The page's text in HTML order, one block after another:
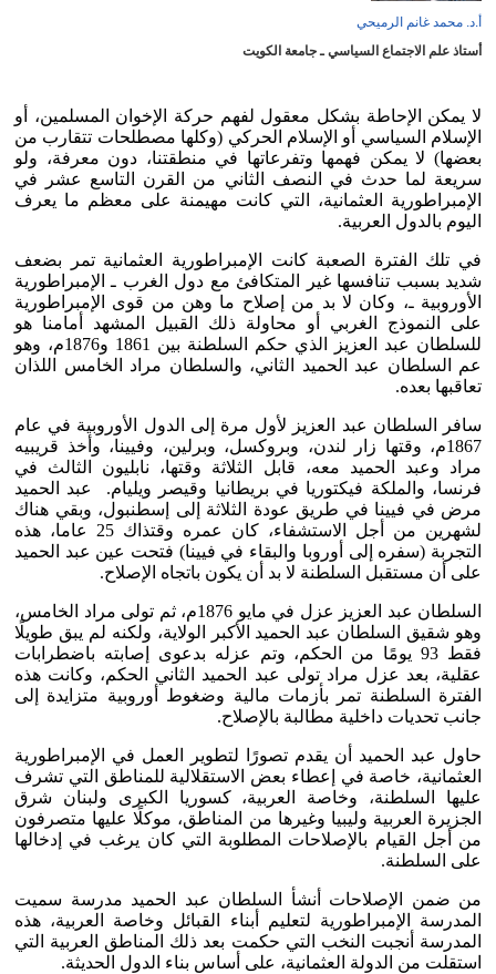
أ.د. محمد غانم الرميحي
أستاذ علم الاجتماع السياسي ـ جامعة الكويت
لا يمكن الإحاطة بشكل معقول لفهم حركة الإخوان المسلمين، أو
الإسلام السياسي أو الإسلام الحركي (وكلها مصطلحات تتقارب من
بعضها) لا يمكن فهمها وتفرعاتها في منطقتنا، دون معرفة، ولو
سريعة لما حدث في النصف الثاني من القرن التاسع عشر في
الإمبراطورية العثمانية، التي كانت مهيمنة على معظم ما يعرف
اليوم بالدول العربية.
في تلك الفترة الصعبة كانت الإمبراطورية العثمانية تمر بضعف
شديد بسبب تنافسها غير المتكافئ مع دول الغرب ـ الإمبراطورية
الأوروبية ـ، وكان لا بد من إصلاح ما وهن من قوى الإمبراطورية
على النموذج الغربي أو محاولة ذلك القبيل المشهد أمامنا هو
للسلطان عبد العزيز الذي حكم السلطنة بين 1861 و1876م، وهو
عم السلطان عبد الحميد الثاني، والسلطان مراد الخامس اللذان
تعاقبها بعده.
سافر السلطان عبد العزيز لأول مرة إلى الدول الأوروبية في عام
1867م، وقتها زار لندن، وبروكسل، وبرلين، وفيينا، وأخذ قريبيه
مراد وعبد الحميد معه، قابل الثلاثة وقتها، نابليون الثالث في
فرنسا، والملكة فيكتوريا في بريطانيا وقيصر ويليام. عبد الحميد
مرض في فيينا في طريق عودة الثلاثة إلى إسطنبول، وبقي هناك
لشهرين من أجل الاستشفاء، كان عمره وقتذاك 25 عاما، هذه
التجربة (سفره إلى أوروبا والبقاء في فيينا) فتحت عين عبد الحميد
على أن مستقبل السلطنة لا بد أن يكون باتجاه الإصلاح.
السلطان عبد العزيز عزل في مايو 1876م، ثم تولى مراد الخامس،
وهو شقيق السلطان عبد الحميد الأكبر الولاية، ولكنه لم يبق طويلًا
فقط 93 يومًا من الحكم، وتم عزله بدعوى إصابته باضطرابات
عقلية، بعد عزل مراد تولى عبد الحميد الثاني الحكم، وكانت هذه
الفترة السلطنة تمر بأزمات مالية وضغوط أوروبية متزايدة إلى
جانب تحديات داخلية مطالبة بالإصلاح.
حاول عبد الحميد أن يقدم تصورًا لتطوير العمل في الإمبراطورية
العثمانية، خاصة في إعطاء بعض الاستقلالية للمناطق التي تشرف
عليها السلطنة، وخاصة العربية، كسوريا الكبرى ولبنان شرق
الجزيرة العربية وليبيا وغيرها من المناطق، موكلًا عليها متصرفون
من أجل القيام بالإصلاحات المطلوبة التي كان يرغب في إدخالها
على السلطنة.
من ضمن الإصلاحات أنشأ السلطان عبد الحميد مدرسة سميت
المدرسة الإمبراطورية لتعليم أبناء القبائل وخاصة العربية، هذه
المدرسة أنجبت النخب التي حكمت بعد ذلك المناطق العربية التي
استقلت من الدولة العثمانية، على أساس بناء الدول الحديثة.